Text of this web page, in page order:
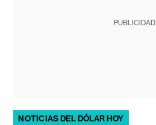
PUBLICIDAD
NOTICIAS DEL DÓLAR HOY